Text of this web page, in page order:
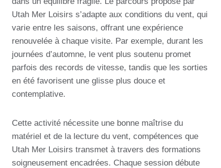
Utah Mer Loisirs s’adapte aux conditions du vent, qui
varie entre les saisons, offrant une expérience
renouvelée à chaque visite. Par exemple, durant les
journées d’automne, le vent plus soutenu promet
parfois des records de vitesse, tandis que les sorties
en été favorisent une glisse plus douce et
contemplative.
Cette activité nécessite une bonne maîtrise du
matériel et de la lecture du vent, compétences que
Utah Mer Loisirs transmet à travers des formations
soigneusement encadrées. Chaque session débute